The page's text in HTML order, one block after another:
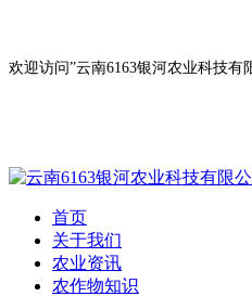
欢迎访问”云南6163银河农业科技有
首页
关于我们
农业资讯
农作物知识